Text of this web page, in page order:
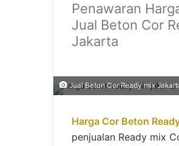
Penawaran
Jual Beton Cor
Jakarta
Jual Beton Cor Ready mix
Harga Cor Beton
penjualan Ready mix